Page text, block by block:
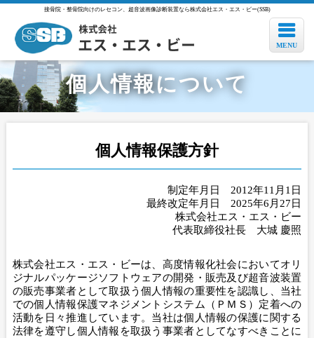
接骨院・整骨院向けのレセコン、超音波画像診断装置なら株式会社エス・エス・ビー(SSB)
個人情報について
個人情報保護方針
制定年月日 2012年11月1日
最終改定年月日 2025年6月27日
株式会社エス・エス・ビー
代表取締役社長 大城 慶照
株式会社エス・エス・ビーは、高度情報化社会においてオリ
ジナルパッケージソフトウェアの開発・販売及び超音波装置
の販売事業者として取扱う個人情報の重要性を認識し、当社
での個人情報保護マネジメントシステム（ＰＭＳ）定着への
活動を日々推進しています。当社は個人情報の保護に関する
法律を遵守し個人情報を取扱う事業者としてなすべきことに